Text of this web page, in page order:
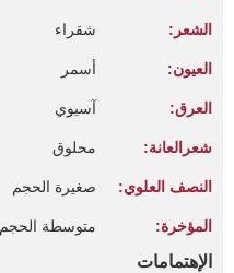
الشعر: شقراء
العيون: أسمر
العرق: آسيوي
شعرالعانة: محلوق
النصف العلوي: صغيرة الحجم
المؤخرة: متوسطة الحجم
الإهتمامات